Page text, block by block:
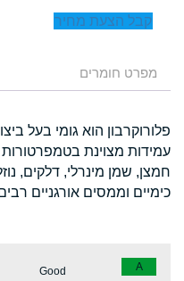
קבל הצעת מחיר
מפרט חומרים
פלורוקרבון הוא גומי בעל
עמידות מצוינת בטמפרטורות
חמצן, שמן מינרלי, דלקים,
כימיים וממסים אורגניים
A
Good